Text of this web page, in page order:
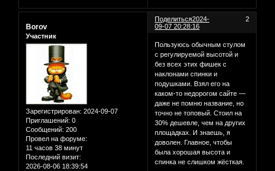
Поделиться 2
2024-
09-07 20:28:16
Borov
Участник
Зарегистрирован: 2024-09-07
Приглашений: 0
Сообщений: 200
Провел на форуме:
11 часов 38 минут
Последний визит:
2026-08-06 18:39:54
Пользуюсь обычным стулом
с регулируемой высотой и
без всех этих фишек с
наклонами спинки и
подушками. Взял его на
каком-то недорогом сайте —
даже не помню название, но
точно не топовый. Стоил на
30% дешевле, чем на других
площадках. И знаешь, я
доволен. Главное, чтобы
была хорошая высота и
спинка не слишком жёсткая.